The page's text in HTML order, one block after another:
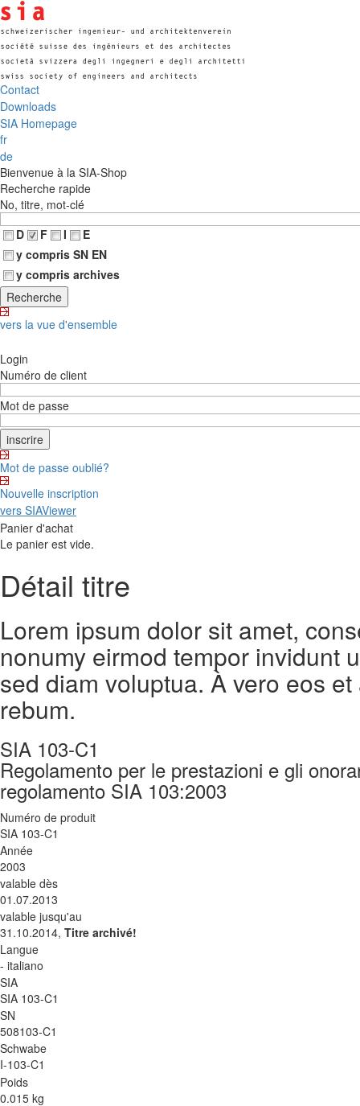
Contact
Downloads
SIA Homepage
fr
de
Bienvenue à la SIA-Shop
Recherche rapide
No, titre, mot-clé
D
F I
E
y compris SN EN
y compris archives
vers la vue d'ensemble
Login
Numéro de client
Mot de passe
Mot de passe oublié?
Nouvelle inscription
vers SIAViewer
Panier d'achat
Le panier est vide.
Détail titre
Lorem ipsum dolor sit amet,
nonumy eirmod tempor invidunt
sed diam voluptua. À vero eos
rebum.
SIA 103-C1
Regolamento per le prestazioni e gli
regolamento SIA 103:2003
Numéro de produit
SIA 103-C1
Année
2003
valable dès
01.07.2013
valable jusqu'au
31.10.2014, Titre archivé!
Langue
- italiano
SIA
SIA 103-C1
SN
508103-C1
Schwabe
I-103-C1
Poids
0.015 kg